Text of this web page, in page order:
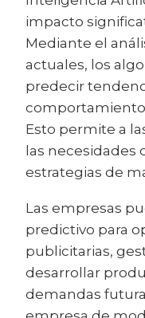
impacto
Mediante el
actuales, los
predecir
Esto permite a
las necesidades
estrategias de
Las empresas
predictivo para
publicitarias,
desarrollar
demandas